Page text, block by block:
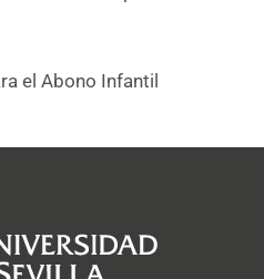
el Abono Infantil